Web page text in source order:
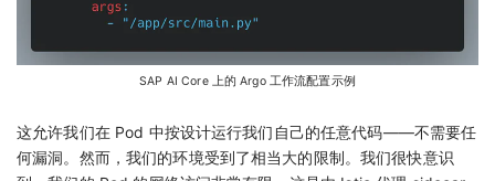
SAP AI Core 上的 Argo 工作流配置示例
这允许我们在 Pod 中按设计运行我们自己的任意代码——不需要任
何漏洞。然而，我们的环境受到了相当大的限制。我们很快意识